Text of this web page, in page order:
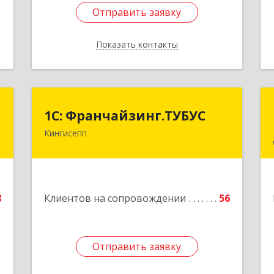
Отправить заявку
Показать контакты
Отправить заявку
Назад
1С: Франчайзинг.ТУБУС
Кингисепп
Клиентов на сопровождении 56
Отправить заявку
1С: Франчайзинг.ТУБУС
Отправить заявку